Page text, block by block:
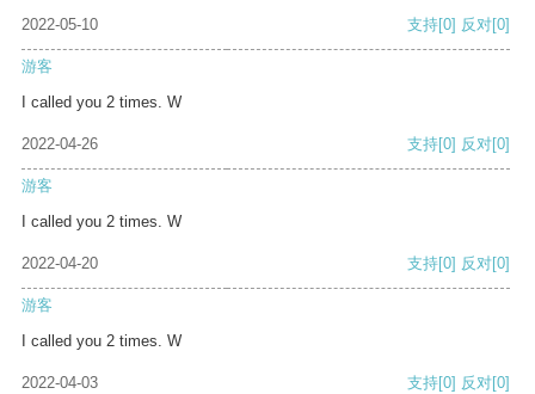
2022-05-10 支持[0] 反对[0]
游客
I called you 2 times. W
2022-04-26 支持[0] 反对[0]
游客
I called you 2 times. W
2022-04-20 支持[0] 反对[0]
游客
I called you 2 times. W
2022-04-03 支持[0] 反对[0]